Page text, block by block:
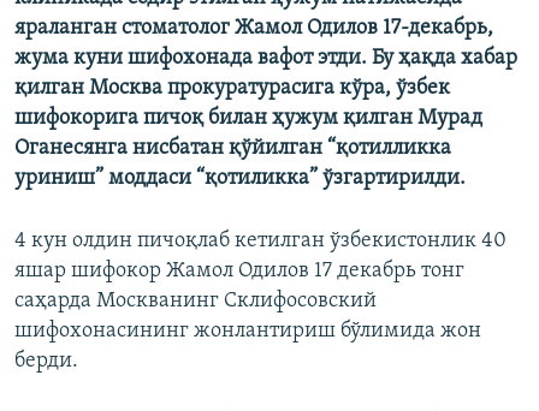
яраланган стоматолог Жамол Одилов 17-декабрь,
жума куни шифохонада вафот этди. Бу ҳақда хабар
қилган Москва прокуратурасига кўра, ўзбек
шифокорига пичоқ билан ҳужум қилган Мурад
Оганесянга нисбатан қўйилган “қотилликка
уриниш” моддаси “қотиликка” ўзгартирилди.
4 кун олдин пичоқлаб кетилган ўзбекистонлик 40
яшар шифокор Жамол Одилов 17 декабрь тонг
саҳарда Москванинг Склифосовский
шифохонасининг жонлантириш бўлимида жон
берди.